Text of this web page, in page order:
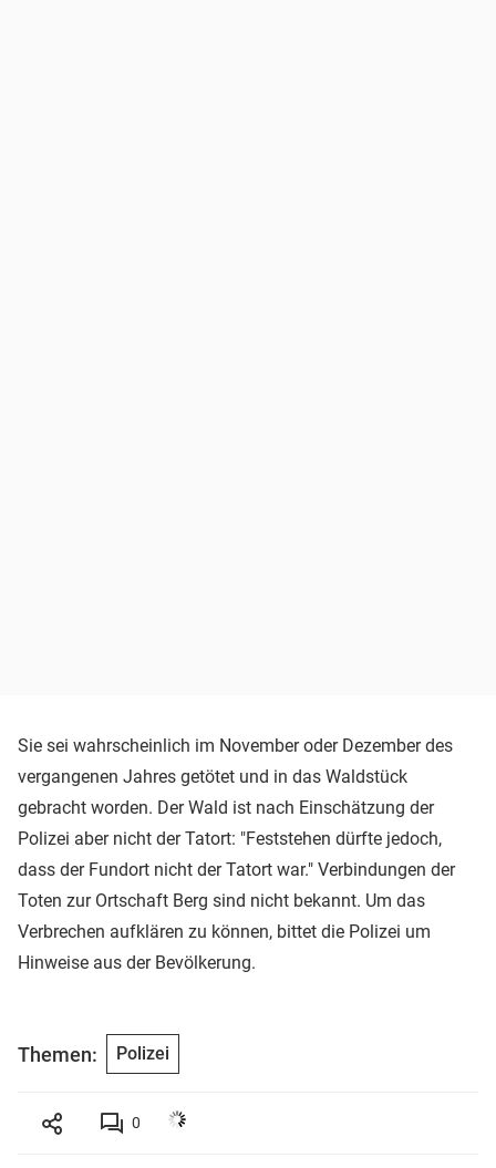
Sie sei wahrscheinlich im November oder Dezember des
vergangenen Jahres getötet und in das Waldstück
gebracht worden. Der Wald ist nach Einschätzung der
Polizei aber nicht der Tatort: "Feststehen dürfte jedoch,
dass der Fundort nicht der Tatort war." Verbindungen der
Toten zur Ortschaft Berg sind nicht bekannt. Um das
Verbrechen aufklären zu können, bittet die Polizei um
Hinweise aus der Bevölkerung.
Themen: Polizei
0